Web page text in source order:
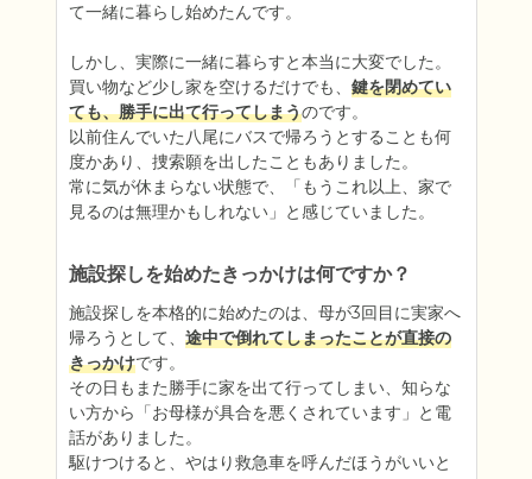
て一緒に暮らし始めたんです。
しかし、実際に一緒に暮らすと本当に大変でした。
買い物など少し家を空けるだけでも、 鍵を閉めてい
ても、勝手に出て行ってしまうのです。
以前住んでいた八尾にバスで帰ろうとすることも何
度かあり、捜索願を出したこともありました。
常に気が休まらない状態で、「もうこれ以上、家で
見るのは無理かもしれない」と感じていました。
施設探しを始めたきっかけは何ですか？
施設探しを本格的に始めたのは、母が3回目に実家へ
帰ろうとして、 途中で倒れてしまったことが直接の
きっかけです。
その日もまた勝手に家を出て行ってしまい、知らな
い方から「お母様が具合を悪くされています」と電
話がありました。
駆けつけると、やはり救急車を呼んだほうがいいと